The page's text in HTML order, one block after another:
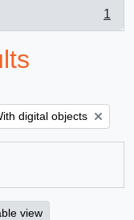
1
filter:
digital objects
view